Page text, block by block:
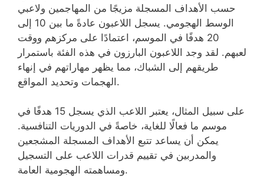
حسب الأهداف المسجلة مزيجًا من المهاجمين ولاعبي
الوسط الهجومي. يسجل اللاعبون عادةً ما بين 10 إلى
20 هدفًا في الموسم، اعتمادًا على مركزهم ووقت
لعبهم. لقد وجد اللاعبون البارزون في هذه الفئة باستمرار
طريقهم إلى الشباك، مما يظهر مهاراتهم في إنهاء
الهجمات وتحديد المواقع.
على سبيل المثال، يعتبر اللاعب الذي يسجل 15 هدفًا في
موسم ما فعالًا للغاية، خاصةً في الدوريات التنافسية.
يمكن أن يساعد تتبع الأهداف المسجلة المشجعين
والمدربين في تقييم قدرات اللاعب على التسجيل
ومساهمته الهجومية العامة.